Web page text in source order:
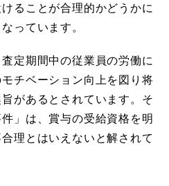
ることが合理的かどうかに
っています。
定期間中の従業員の労働に
チベーション向上を図り将
があるとされています。そ
」は、賞与の受給資格を明
理とはいえないと解されて